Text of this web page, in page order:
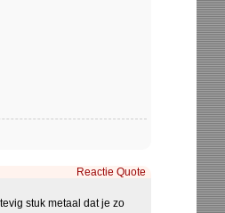
Reactie Quote
stuk metaal dat je zo